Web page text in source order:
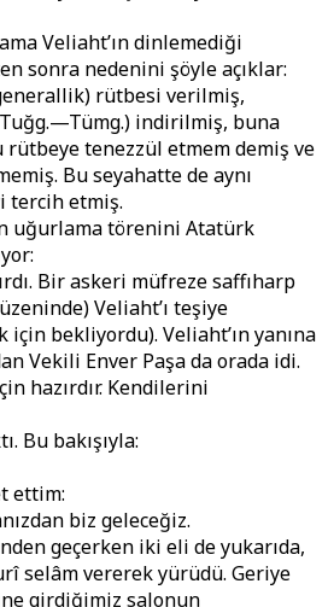
Veliaht’ın dinlemediği
sonra nedenini şöyle açıklar:
rütbesi verilmiş,
indirilmiş, buna
tenezzül etmem demiş ve
Bu seyahatte de aynı
tercih etmiş.
uğurlama törenini Atatürk
Bir askeri müfreze saffıharp
Veliaht’ı teşiye
için bekliyordu). Veliaht’ın yanına
Vekili Enver Paşa da orada idi.
hazırdır. Kendilerini
Bu bakışıyla:
ettim:
biz geleceğiz.
geçerken iki eli de yukarıda,
selâm vererek yürüdü. Geriye
girdiğimiz salonun